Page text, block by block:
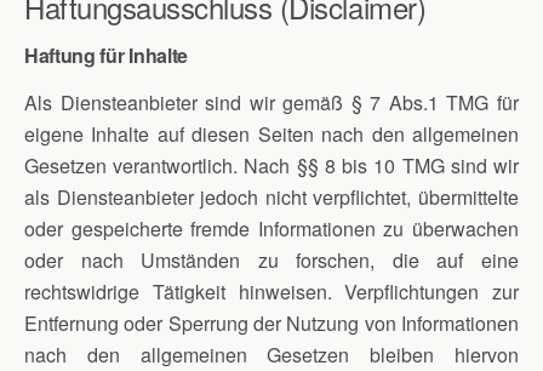
Haftung für Inhalte
Als Diensteanbieter sind wir gemäß § 7 Abs.1 TMG für
eigene Inhalte auf diesen Seiten nach den allgemeinen
Gesetzen verantwortlich. Nach §§ 8 bis 10 TMG sind wir
als Diensteanbieter jedoch nicht verpflichtet, übermittelte
oder gespeicherte fremde Informationen zu überwachen
oder nach Umständen zu forschen, die auf eine
rechtswidrige Tätigkeit hinweisen. Verpflichtungen zur
Entfernung oder Sperrung der Nutzung von Informationen
nach den allgemeinen Gesetzen bleiben hiervon